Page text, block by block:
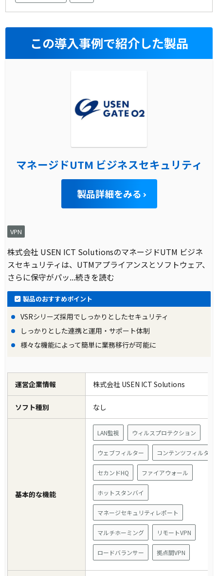
この導入事例で紹介した製品
マネージドUTM ビジネスセキュリティ
製品詳細をみる
VPN
株式会社 USEN ICT SolutionsのマネージドUTM ビジネ
スセキュリティは、UTMアプライアンスとソフトウェア、
さらに保守がパッ...続きを読む
製品のおすすめポイント
VSRシリーズ採用でしっかりとしたセキュリティ
しっかりとした連携と運用・サポート体制
様々な機能によって簡単に業務移行が可能に
運営企業情報 株式会社 USEN ICT Solutions
ソフト種別 なし
基本的な機能
LAN監視 ウィルスプロテクション
ウェブフィルター コンテンツフィルタ
セカンドHQ ファイアウォール
ホットスタンバイ
マネージセキュリティレポート
マルチホーミング リモートVPN
ロードバランサー 拠点間VPN